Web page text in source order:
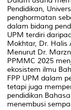
Pendidikan,
penghormatan
dalam bidang
UPM terdiri
Mokhtar, Dr. Halis
Menurut Dr.
PPMMC 2025
ekosistem ilmu
FPP UPM dalam
tetapi juga
pendidikan
menembusi